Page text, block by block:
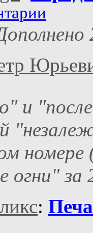
и
огни" за
: